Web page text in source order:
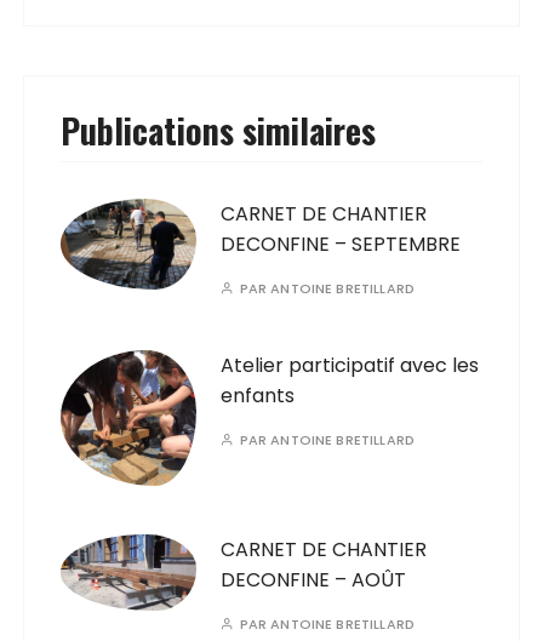
Publications similaires
CARNET DE CHANTIER
DECONFINE – SEPTEMBRE
PARANTOINE BRETILLARD
Atelier participatif avec les
enfants
PARANTOINE BRETILLARD
CARNET DE CHANTIER
DECONFINE – AOÛT
PARANTOINE BRETILLARD